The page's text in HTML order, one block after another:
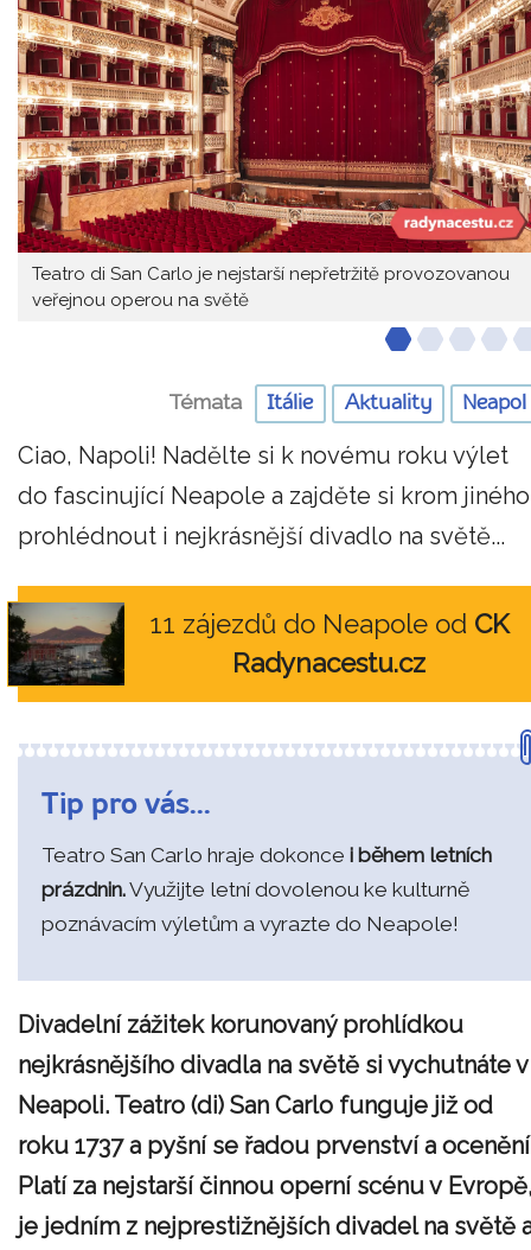
Teatro di San Carlo je nejstarší nepřetržitě provozovanou
veřejnou operou na světě
Témata Itálie Aktuality Neapol
Ciao, Napoli! Nadělte si k novému roku výlet
do fascinující Neapole a zajděte si krom jiného
prohlédnout i nejkrásnější divadlo na světě...
11 zájezdů do Neapole od CK
Radynacestu.cz
Tip pro vás...
Teatro San Carlo hraje dokonce i během letních
prázdnin.Využijte letní dovolenou ke kulturně
poznávacím výletům a vyrazte do Neapole!
Divadelní zážitek korunovaný prohlídkou
nejkrásnějšího divadla na světě si vychutnáte v
Neapoli. Teatro (di) San Carlo funguje již od
roku 1737 a pyšní se řadou prvenství a
Platí za nejstarší činnou operní scénu v
je jedním z nejprestižnějších divadel na světě